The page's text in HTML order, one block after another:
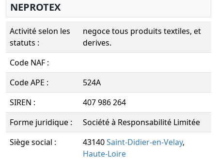
NEPROTEX
Activité selon les
statuts :
negoce tous produits textiles, et
derives.
Code NAF :
Code APE :
524A
SIREN :
407 986 264
Forme juridique :
Société à Responsabilité Limitée
Siège social :
43140Saint-Didier-en-Velay,
Haute-Loire